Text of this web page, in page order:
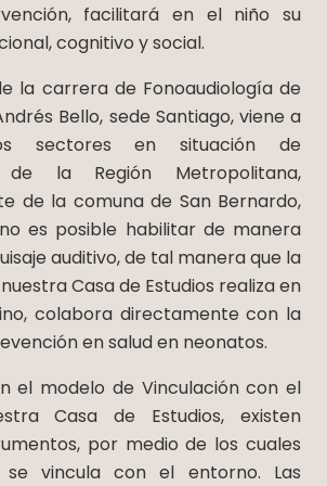
facilitará en el niño su
cognitivo y social.
la carrera de Fonoaudiología de
Bello, sede Santiago, viene a
sectores en situación de
de la Región Metropolitana,
de la comuna de San Bernardo,
es posible habilitar de manera
auditivo, de tal manera que la
Casa de Estudios realiza en
colabora directamente con la
en salud en neonatos.
el modelo de Vinculación con el
Casa de Estudios, existen
por medio de los cuales
se vincula con el entorno. Las